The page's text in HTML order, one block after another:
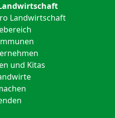
Landwirtschaft
und Kitas